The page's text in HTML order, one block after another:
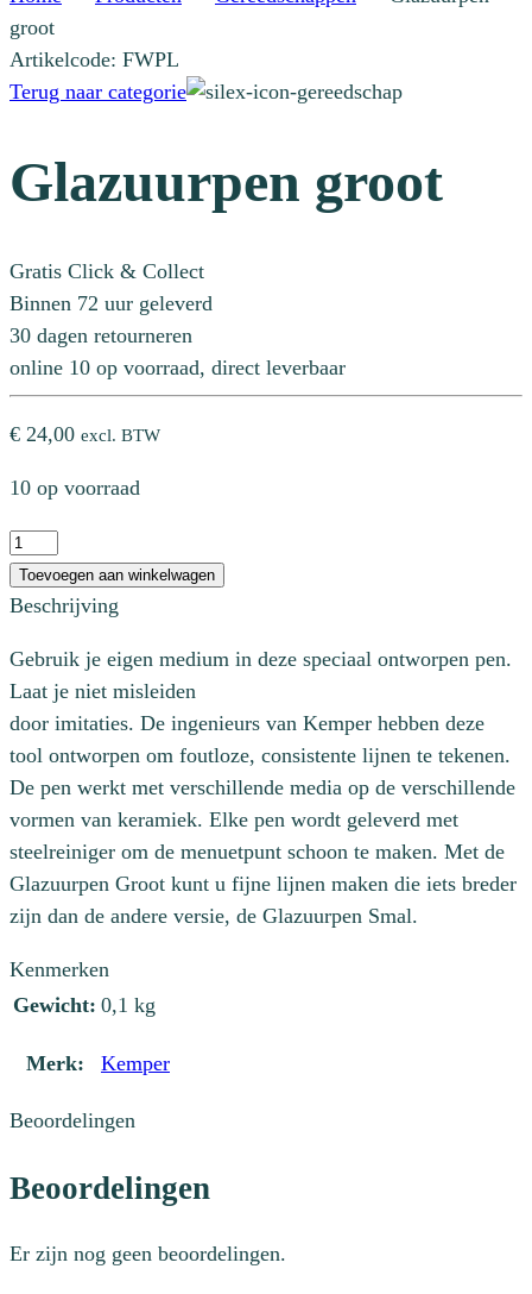
groot
Artikelcode: FWPL
Terug naar categorie
Glazuurpen groot
Gratis Click & Collect
Binnen 72 uur geleverd
30 dagen retourneren
online 10 op voorraad, direct leverbaar
€ 24,00 excl. BTW
10 op voorraad
Glazuurpen
groot
aantal
Toevoegen aan winkelwagen
Beschrijving
Gebruik je eigen medium in deze speciaal ontworpen pen.
Laat je niet misleiden
door imitaties. De ingenieurs van Kemper hebben deze
tool ontworpen om foutloze, consistente lijnen te tekenen.
De pen werkt met verschillende media op de verschillende
vormen van keramiek. Elke pen wordt geleverd met
steelreiniger om de menuetpunt schoon te maken. Met de
Glazuurpen Groot kunt u fijne lijnen maken die iets breder
zijn dan de andere versie, de Glazuurpen Smal.
Kenmerken
Gewicht: 0,1 kg
Merk: Kemper
Beoordelingen
Beoordelingen
Er zijn nog geen beoordelingen.